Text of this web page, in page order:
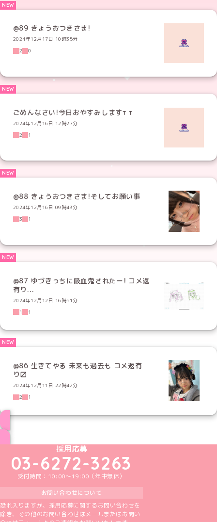
@89 きょうおつきさま!
2024年12月17日 10時35分
2
0
ごめんなさい!今日おやすみします‬т т
2024年12月16日 12時27分
2
1
@88 きょうおつきさま!そしてお願い事
2024年12月16日 09時43分
3
1
@87 ゆづきっちに吸血鬼されたー! コメ返
有り...
2024年12月12日 16時51分
1
1
@86 生きてやる 未来も過去も コメ返有
り〼
2024年12月11日 22時42分
2
1
めいどりーみんTikTok公式アカウント
めいどりーみんX公式アカウント
めいどりーみんInstagram公式アカウント
めいどりーみんFacebook公式アカウン
めいどりーみんYouTube公式アカ
採用応募
03-6272-3263
受付時間：10:00～19:00（年中無休）
お問い合わせについて
恐れ入りますが、採用応募に関するお問い合わせを
除き、その他のお問い合わせはメールまたはお問い